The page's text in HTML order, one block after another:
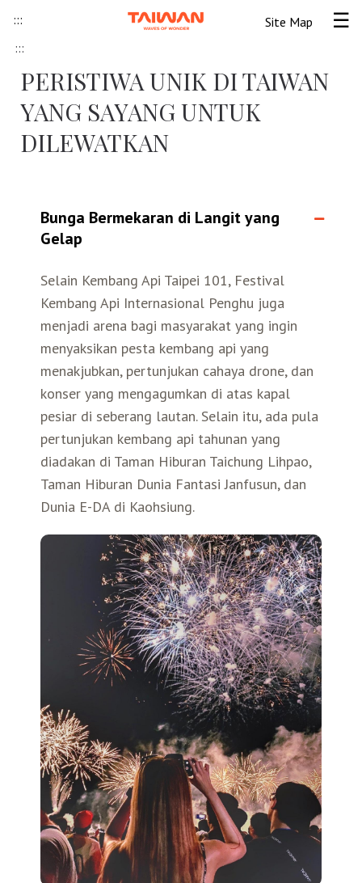
::: Site Map
Informasi Umum
Tips Wisata Taiwan
Peta Panduan
FAQ
Agen Perjalanan
Pendahuluan Taiwan
Asosiasi Pariwisata
Wisata Pegunungan
Mata Air Panas
LOHAS
Ekowisata
Wisata Kereta Api
Budaya & Warisan
Wisata Senior
Wisata Yang Dapat Diakses
Belanja
Pasar Malam
Kunjungan
Wisata Bermalam
Tur Bis Wisata
Wisata Alam – Scenic Spot
Taiwan Tips
Seni Budaya Lokal
Seni Budaya
Kerajinan Tangan
Teh Kelas Dunia
Transportasi
Kereta Api
Bis
U-Bike
Mobil
Bandara Internasional
Atraksi Taiwan Bagian Utara
Atraksi Taiwan Bagian Timur
Atraksi Taiwan Bagian Tengah
Atraksi Taiwan Bagian Selatan
Atraksi Kepulauan di Pesisir Pantai
Taiwan Ramah Muslim
Hidangan Gourmet
Search for:
:::
PERISTIWA UNIK DI TAIWAN
YANG SAYANG UNTUK
DILEWATKAN
Bunga Bermekaran di Langit yang
Gelap
Selain Kembang Api Taipei 101, Festival
Kembang Api Internasional Penghu juga
menjadi arena bagi masyarakat yang ingin
menyaksikan pesta kembang api yang
menakjubkan, pertunjukan cahaya drone, dan
konser yang mengagumkan di atas kapal
pesiar di seberang lautan. Selain itu, ada pula
pertunjukan kembang api tahunan yang
diadakan di Taman Hiburan Taichung Lihpao,
Taman Hiburan Dunia Fantasi Janfusun, dan
Dunia E-DA di Kaohsiung.